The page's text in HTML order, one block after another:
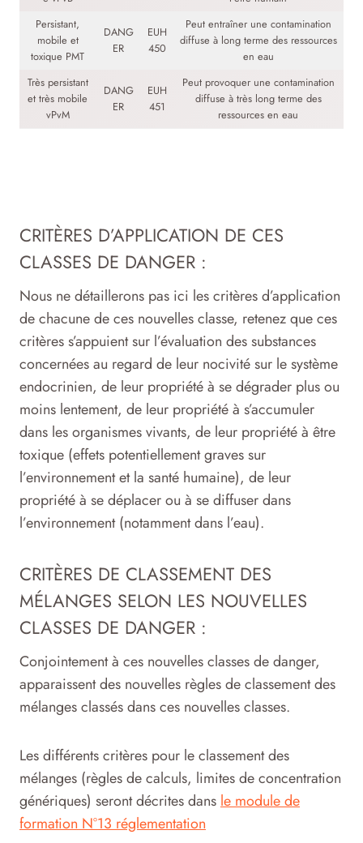
Persistant,
mobile et
toxique PMT
DANG
ER
EUH
450
Peut entraîner une contamination
diffuse à long terme des ressources
en eau
Très persistant
et très mobile
vPvM
DANG
ER
EUH
451
Peut provoquer une contamination
diffuse à très long terme des
ressources en eau
CRITÈRES D’APPLICATION DE CES
CLASSES DE DANGER :
Nous ne détaillerons pas ici les critères d’application
de chacune de ces nouvelles classe, retenez que ces
critères s’appuient sur l’évaluation des substances
concernées au regard de leur nocivité sur le système
endocrinien, de leur propriété à se dégrader plus ou
moins lentement, de leur propriété à s’accumuler
dans les organismes vivants, de leur propriété à être
toxique (effets potentiellement graves sur
l’environnement et la santé humaine), de leur
propriété à se déplacer ou à se diffuser dans
l’environnement (notamment dans l’eau).
CRITÈRES DE CLASSEMENT DES
MÉLANGES SELON LES NOUVELLES
CLASSES DE DANGER :
Conjointement à ces nouvelles classes de danger,
apparaissent des nouvelles règles de classement des
mélanges classés dans ces nouvelles classes.
Les différents critères pour le classement des
mélanges (règles de calculs, limites de concentration
génériques) seront décrites dans le module de
formation N°13 réglementation